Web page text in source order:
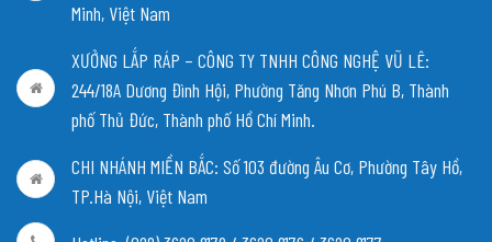
Minh, Việt Nam
XƯỞNG LẮP RÁP – CÔNG TY TNHH CÔNG NGHỆ VŨ LÊ:
244/18A Dương Đình Hội, Phường Tăng Nhơn Phú B, Thành
phố Thủ Đức, Thành phố Hồ Chí Minh.
CHI NHÁNH MIỀN BẮC: Số 103 đường Âu Cơ, Phường Tây Hồ,
TP.Hà Nội, Việt Nam